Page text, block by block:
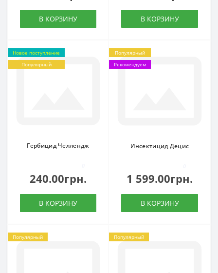
В КОРЗИНУ В КОРЗИНУ
Новое поступление
Популярный
Гербицид Челлендж
240.00грн.
В КОРЗИНУ
Популярный
Рекомендуем
Инсектицид Децис
1 599.00грн.
В КОРЗИНУ
Популярный Популярный